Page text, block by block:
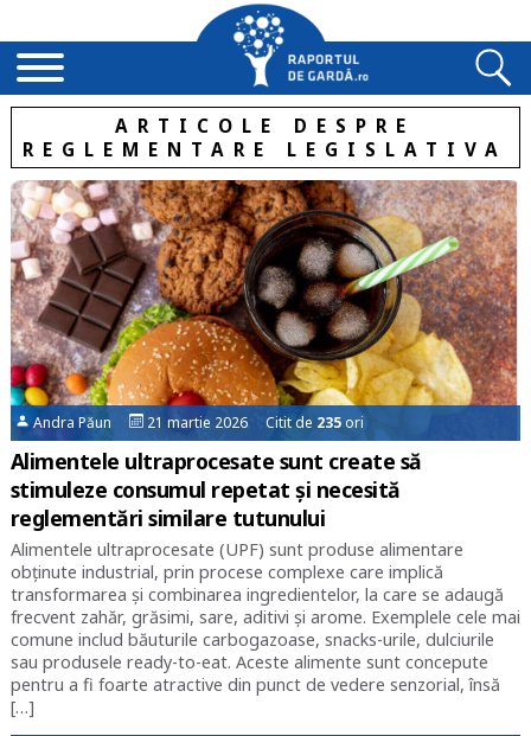
ARTICOLE DESPRE
REGLEMENTARE LEGISLATIVA
Andra Păun 21 martie 2026 Citit de 235ori
Alimentele ultraprocesate sunt create să
stimuleze consumul repetat și necesită
reglementări similare tutunului
Alimentele ultraprocesate (UPF) sunt produse alimentare
obținute industrial, prin procese complexe care implică
transformarea și combinarea ingredientelor, la care se adaugă
frecvent zahăr, grăsimi, sare, aditivi și arome. Exemplele cele mai
comune includ băuturile carbogazoase, snacks-urile, dulciurile
sau produsele ready-to-eat. Aceste alimente sunt concepute
pentru a fi foarte atractive din punct de vedere senzorial, însă
[…]